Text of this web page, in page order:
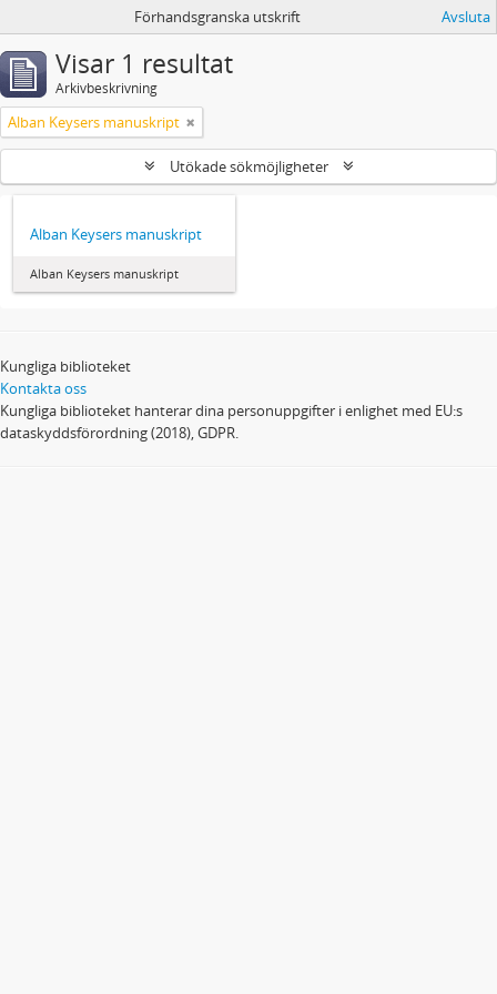
Förhandsgranska utskrift Avsluta
Visar 1 resultat
Arkivbeskrivning
Alban Keysers manuskript
Utökade sökmöjligheter
Alban Keysers manuskript
Alban Keysers manuskript
Kungliga biblioteket
Kontakta oss
Kungliga biblioteket hanterar dina personuppgifter i enlighet med EU:s
dataskyddsförordning (2018), GDPR.